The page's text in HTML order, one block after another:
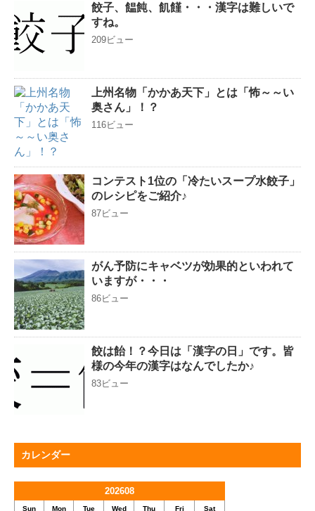
餃子、饂飩、飢饉・・・漢字は難しいで
すね。
209ビュー
上州名物「かかあ天下」とは「怖～～い
奥さん」！？
116ビュー
コンテスト1位の「冷たいスープ水餃子」
のレシピをご紹介♪
87ビュー
がん予防にキャベツが効果的といわれて
いますが・・・
86ビュー
餃は飴！？今日は「漢字の日」です。皆
様の今年の漢字はなんでしたか♪
83ビュー
カレンダー
202608
Sun Mon Tue Wed Thu Fri Sat